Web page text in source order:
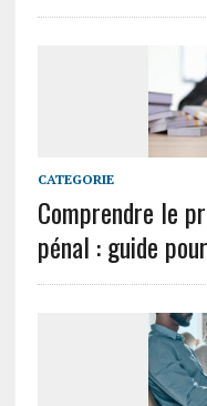
CATEGORIE
Comprendre le
pénal : guide